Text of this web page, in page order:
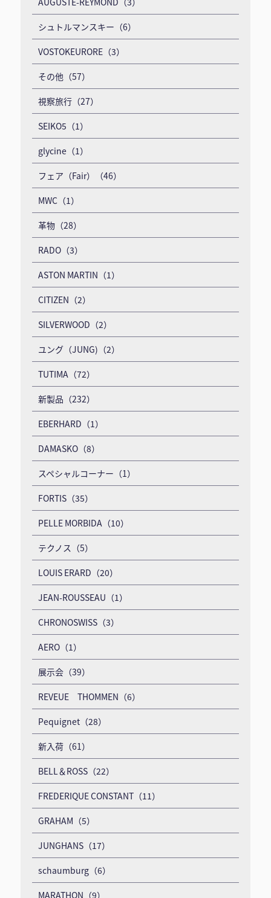
シュトルマンスキー（6）
VOSTOKEURORE（3）
その他（57）
視察旅行（27）
SEIKO5（1）
glycine（1）
フェア（Fair）（46）
MWC（1）
革物（28）
RADO（3）
ASTON MARTIN（1）
CITIZEN（2）
SILVERWOOD（2）
ユング（JUNG)（2）
TUTIMA（72）
新製品（232）
EBERHARD（1）
DAMASKO（8）
スペシャルコーナー（1）
FORTIS（35）
PELLE MORBIDA（10）
テクノス（5）
LOUIS ERARD（20）
JEAN-ROUSSEAU（1）
CHRONOSWISS（3）
AERO（1）
展示会（39）
REVEUE THOMMEN（6）
Pequignet（28）
新入荷（61）
BELL＆ROSS（22）
FREDERIQUE CONSTANT（11）
GRAHAM（5）
JUNGHANS（17）
schaumburg（6）
MARATHON（9）